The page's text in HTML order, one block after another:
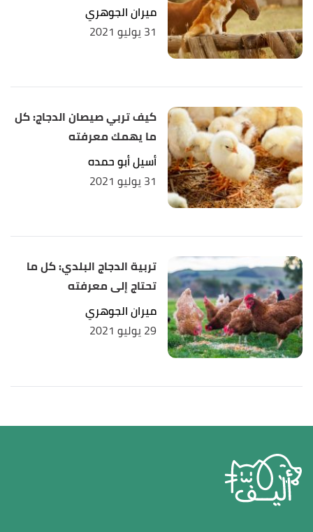
ميران الجوهري
31 يوليو 2021
كيف تربي صيصان الدجاج: كل
ما يهمك معرفته
أسيل أبو حمده
31 يوليو 2021
تربية الدجاج البلدي: كل ما
تحتاج إلى معرفته
ميران الجوهري
29 يوليو 2021